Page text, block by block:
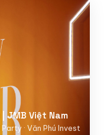
JMB Việt Nam
· Văn Phú Invest